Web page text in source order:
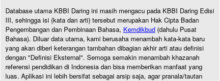
Database utama KBBI Daring ini masih mengacu pada KBBI Daring Edisi
III, sehingga isi (kata dan arti) tersebut merupakan Hak Cipta Badan
Pengembangan dan Pembinaan Bahasa, Kemdikbud (dahulu Pusat
Bahasa). Diluar data utama, kami berusaha menambah kata-kata baru
yang akan diberi keterangan tambahan dibagian akhir arti atau definisi
dengan "Definisi Eksternal". Semoga semakin menambah khazanah
referensi pendidikan di Indonesia dan bisa memberikan manfaat yang
luas. Aplikasi ini lebih bersifat sebagai arsip saja, agar pranala/tautan